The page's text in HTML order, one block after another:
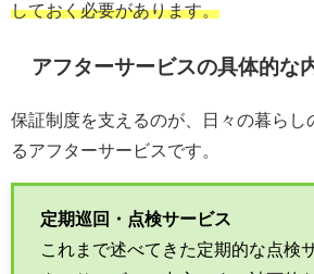
しておく必要があります。
アフターサービスの具体的な
保証制度を支えるのが、日々の暮らし
るアフターサービスです。
定期巡回・点検サービス
これまで述べてきた定期的な点検